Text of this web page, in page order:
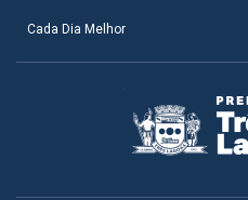
Cada Dia Melhor